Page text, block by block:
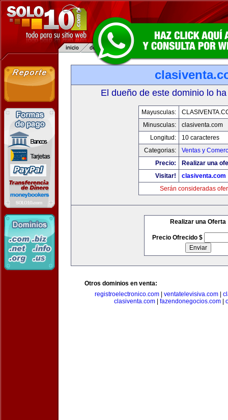
El dueño de este dominio lo
Mayusculas:
Minusculas:
clasiventa.com
Longitud:
10 caracteres
Categorias:
Ventas y
Precio:
Realizar una
Visitar!
clasiventa.com
Serán consideradas
Realizar una Oferta
Precio Ofrecido $
Otros dominios en venta:
registroelectronico.com
ventatelevisiva.com
clasiventa.com| fazendonegocios.com|